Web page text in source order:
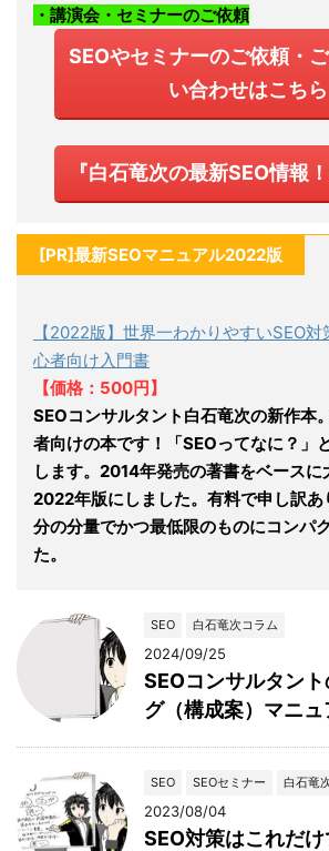
・講演会・セミナーのご依頼
SEOやセミナーのご依頼・
い合わせはこちら
『白石竜次の最新SEO情報
[PR]最新SEOマニュアル2022版
【2022版】世界一わかりやすいSEO
心者向け入門書
【価格：500円】
SEOコンサルタント白石竜次の新作本
者向けの本です！「SEOってなに？」
します。2014年発売の著書をベースに
2022年版にしました。有料で申し訳あ
分の分量でかつ最低限のものにコンパ
た。
SEO 白石竜次コラム
2024/09/25
SEOコンサルタン
グ（構成案）マニュ
SEO SEOセミナー 白石竜
2023/08/04
SEO対策はこれだ